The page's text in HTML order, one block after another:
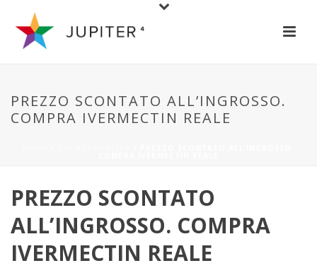
PREZZO SCONTATO ALL’INGROSSO.
COMPRA IVERMECTIN REALE
PREZZO SCONTATO
ALL’INGROSSO. COMPRA
IVERMECTIN REALE